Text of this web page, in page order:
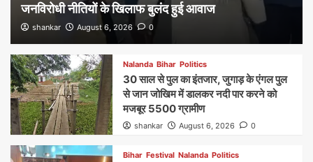
जनविरोधी नीतियों के खिलाफ बुलंद हुई आवाज
shankar August 6, 2026 0
Nalanda Bihar Politics
30 साल से पुल का इंतजार, जुगाड़ के एंगल पुल
से जान जोखिम में डालकर नदी पार करने को
मजबूर 5500 ग्रामीण
shankar August 6, 2026 0
Bihar Festival Nalanda Politics